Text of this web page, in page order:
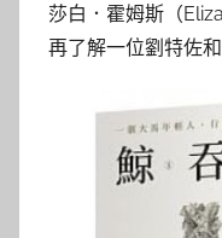
莎白．霍姆斯（
再了解一位劉特佐